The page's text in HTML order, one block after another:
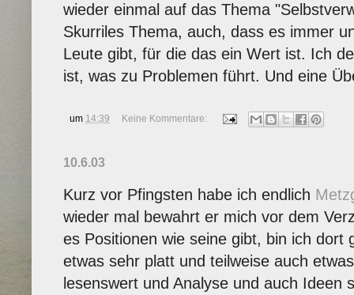
wieder einmal auf das Thema
Skurriles Thema, auch, dass es immer
Leute gibt, für die das ein Wert ist. Ich
ist, was zu Problemen führt. Und eine
um 14:39 Keine Kommentare:
10.6.03
Kurz vor Pfingsten habe ich endlich
wieder mal bewahrt er mich vor dem
es Positionen wie seine gibt, bin ich dort
etwas sehr platt und teilweise auch
lesenswert und Analyse und auch Ideen